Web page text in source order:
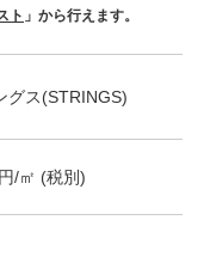
ト 」から行えます。
グス(STRINGS)
円/㎡ (税別)